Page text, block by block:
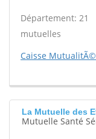
Département: 21
mutuelles
Caisse
La Mutuelle des
Mutuelle Santé